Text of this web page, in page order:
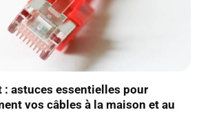
: astuces essentielles pour
vos câbles à la maison et au